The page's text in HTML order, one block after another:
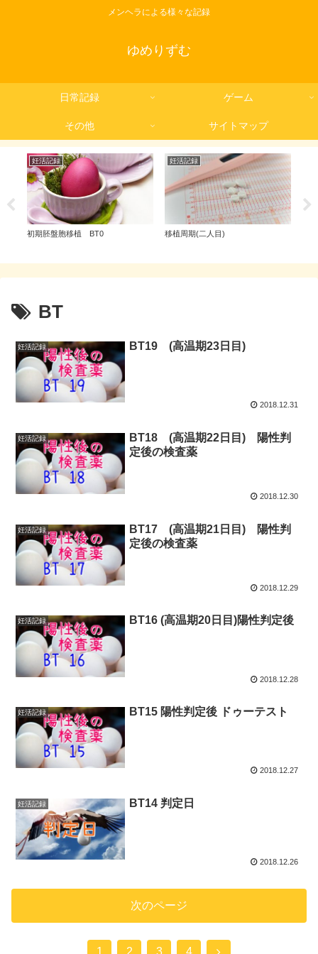
メンヘラによる様々な記録
ゆめりずむ
日常記録 ゲーム
その他 サイトマップ
妊活記録
初期胚盤胞移植 BT0
妊活記録
移植周期(二人目)
BT
妊活記録 BT19 (高温期23日目)
2018.12.31
妊活記録
BT18 (高温期22日目) 陽性判
定後の検査薬
2018.12.30
妊活記録
BT17 (高温期21日目) 陽性判
定後の検査薬
2018.12.29
妊活記録 BT16 (高温期20日目)陽性判定後
2018.12.28
妊活記録 BT15 陽性判定後 ドゥーテスト
2018.12.27
妊活記録 BT14 判定日
2018.12.26
次のページ